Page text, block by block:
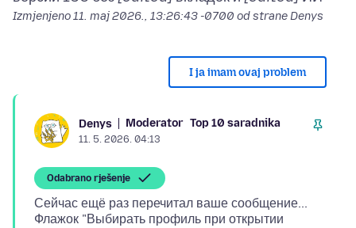
Izmjenjeno11. maj 2026., 13:26:43 -0700 od strane Denys
I ja imam ovaj problem
Denys Moderator Top 10 saradnika
11. 5. 2026. 04:13
Odabrano rješenje
Сейчас ещё раз перечитал ваше сообщение...
Флажок "Выбирать профиль при открытии